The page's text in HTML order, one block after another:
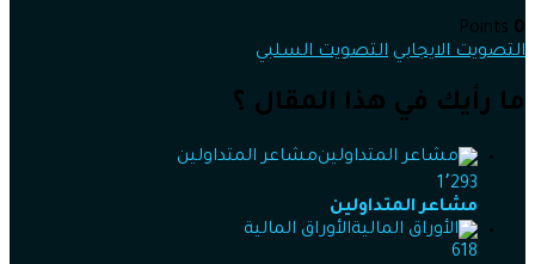
0
التصويت الايجابي التصويت السلبي
ما رأيك في هذا المقال ؟
مشاعر المتداولين
1٬293
مشاعر المتداولين
الأوراق المالية
618